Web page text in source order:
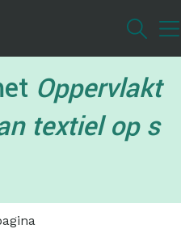
inhoudOppervlakt
textiel op s